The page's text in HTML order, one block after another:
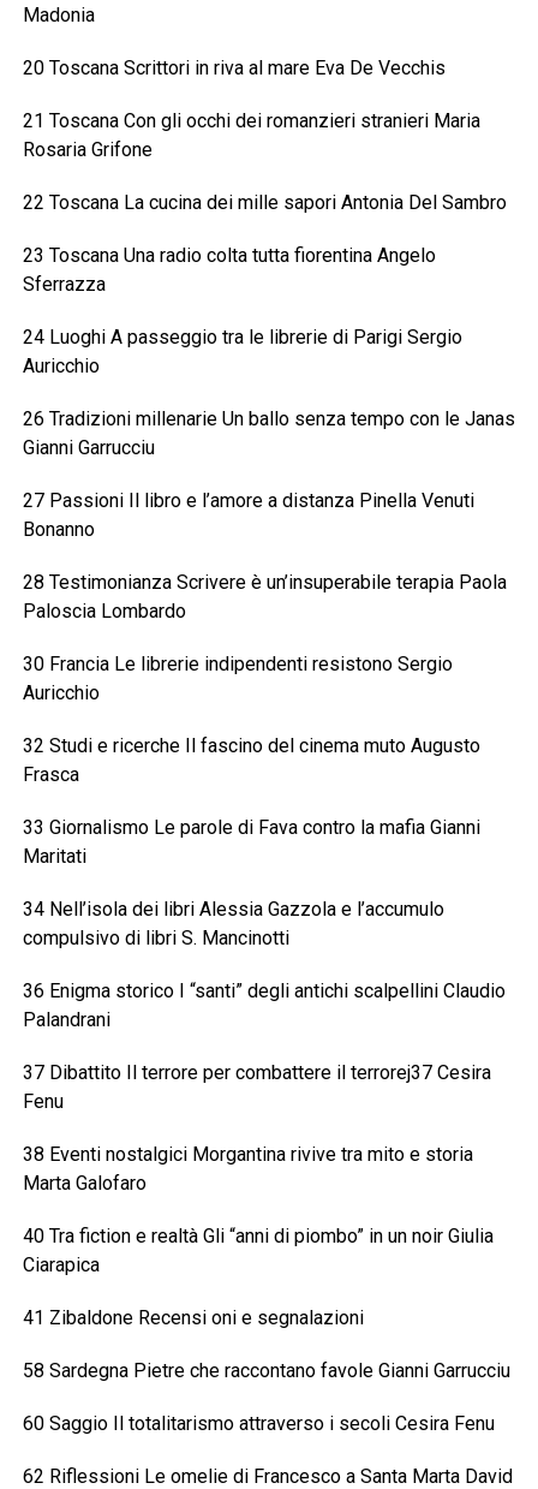
Madonia
20 Toscana Scrittori in riva al mare Eva De Vecchis
21 Toscana Con gli occhi dei romanzieri stranieri Maria
Rosaria Grifone
22 Toscana La cucina dei mille sapori Antonia Del Sambro
23 Toscana Una radio colta tutta fiorentina Angelo
Sferrazza
24 Luoghi A passeggio tra le librerie di Parigi Sergio
Auricchio
26 Tradizioni millenarie Un ballo senza tempo con le Janas
Gianni Garrucciu
27 Passioni Il libro e l’amore a distanza Pinella Venuti
Bonanno
28 Testimonianza Scrivere è un’insuperabile terapia Paola
Paloscia Lombardo
30 Francia Le librerie indipendenti resistono Sergio
Auricchio
32 Studi e ricerche Il fascino del cinema muto Augusto
Frasca
33 Giornalismo Le parole di Fava contro la mafia Gianni
Maritati
34 Nell’isola dei libri Alessia Gazzola e l’accumulo
compulsivo di libri S. Mancinotti
36 Enigma storico I “santi” degli antichi scalpellini Claudio
Palandrani
37 Dibattito Il terrore per combattere il terrorej37 Cesira
Fenu
38 Eventi nostalgici Morgantina rivive tra mito e storia
Marta Galofaro
40 Tra fiction e realtà Gli “anni di piombo” in un noir Giulia
Ciarapica
41 Zibaldone Recensi oni e segnalazioni
58 Sardegna Pietre che raccontano favole Gianni Garrucciu
60 Saggio Il totalitarismo attraverso i secoli Cesira Fenu
62 Riflessioni Le omelie di Francesco a Santa Marta David